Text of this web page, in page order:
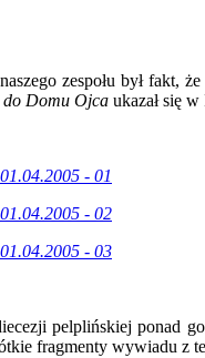
zespołu był fakt, że
Domu Ojca ukazał się
- 01
- 02
- 03
pelplińskiej ponad
fragmenty wywiadu z